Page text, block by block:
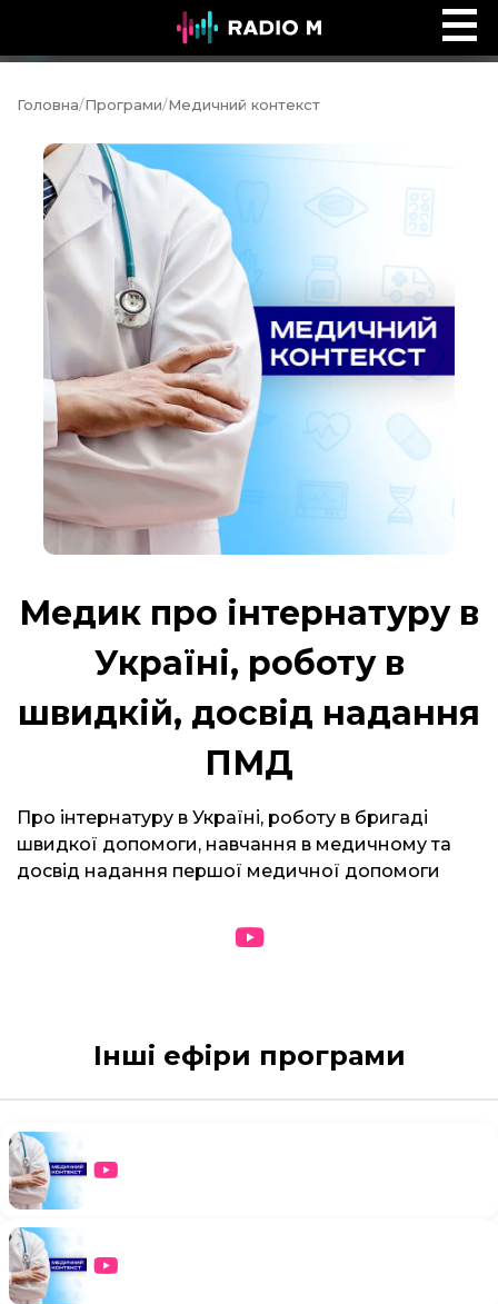
Ефір Radio M
Головна/Програми/Медичний контекст
Медик про інтернатуру в
Україні, роботу в
швидкій, досвід надання
ПМД
Про інтернатуру в Україні, роботу в бригаді
швидкої допомоги, навчання в медичному та
досвід надання першої медичної допомоги
Інші ефіри програми